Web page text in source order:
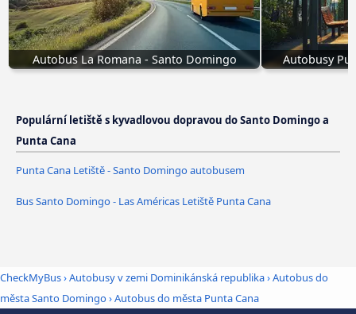
Autobus La Romana - Santo Domingo Autobusy
Populární letiště s kyvadlovou dopravou do Santo Domingo a
Punta Cana
Punta Cana Letiště - Santo Domingo autobusem
Bus Santo Domingo - Las Américas Letiště Punta Cana
CheckMyBus›Autobusy v zemi Dominikánská republika›Autobus do
města Santo Domingo›Autobus do města Punta Cana